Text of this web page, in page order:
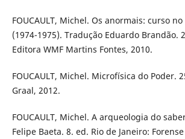
FOUCAULT, Michel. Os anormais: curso
(1974-1975). Tradução Eduardo Brandão.
Editora WMF Martins Fontes, 2010.
FOUCAULT, Michel. Microfísica do Poder.
Graal, 2012.
FOUCAULT, Michel. A arqueologia do
Felipe Baeta. 8. ed. Rio de Janeiro: